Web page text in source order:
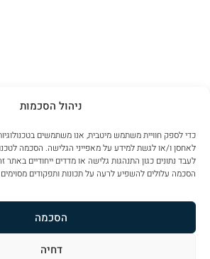
ניהול הסכמות
לאחסן ו/או לגשת למידע על מאפייני הגלישה. הסכמה
לעבד נתונים כגון התנהגות גלישה או מדדים ייחודיים
הסכמה עלולים להשפיע לרעה על תכונות ותפקודים
הסכמה
דחיה